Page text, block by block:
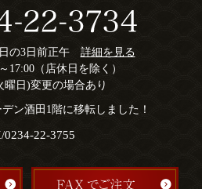
の3日前正午 詳細を見る
17:00（店休日を除く）
日)変更の場合あり
ン酒田1階に移転しました！
0234-22-3755